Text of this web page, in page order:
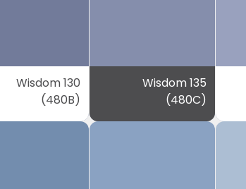
Wisdom 130
(480B)
Wisdom 135
(480C)